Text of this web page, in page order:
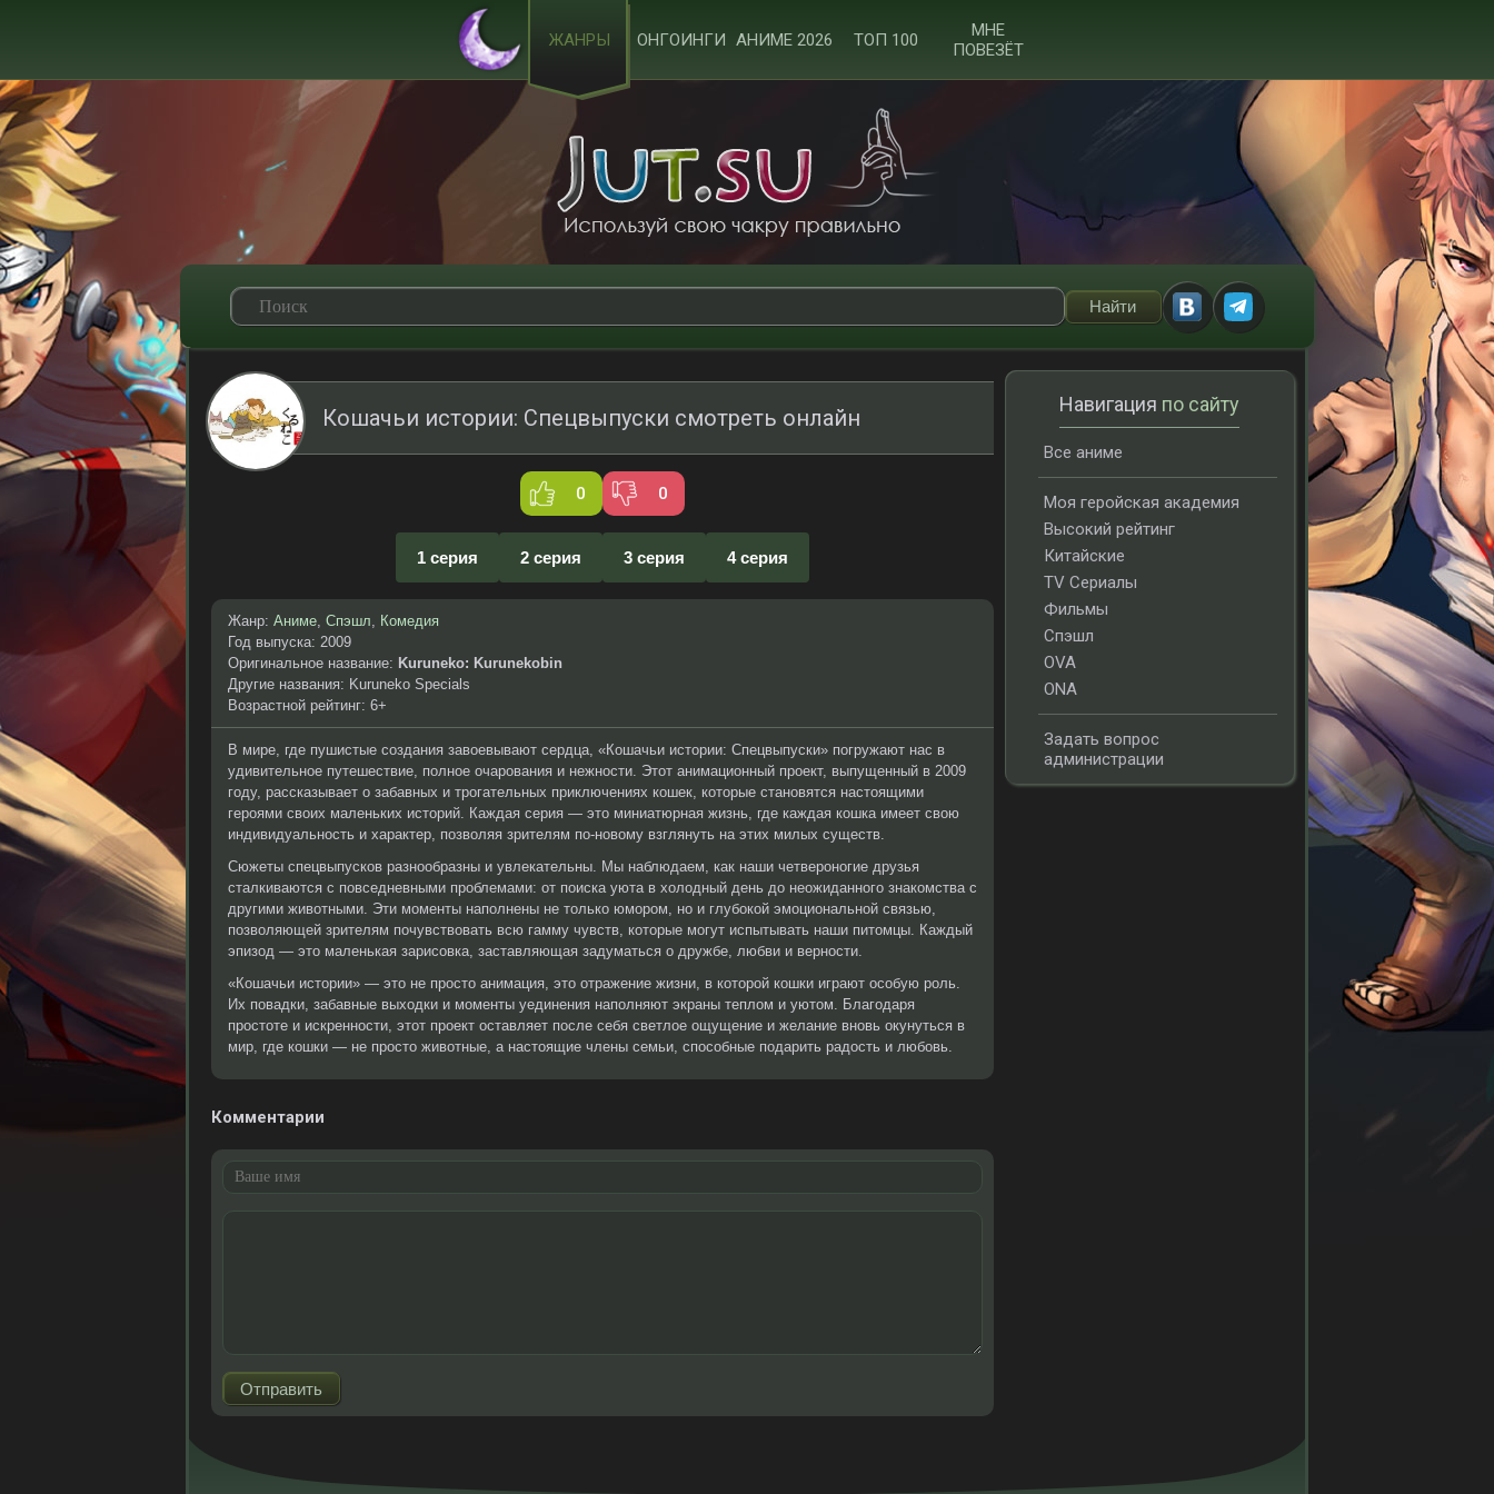
ЖАНРЫ ОНГОИНГИ АНИМЕ 2026 ТОП 100
МНЕ
ПОВЕЗЁТ
Кошачьи истории: Спецвыпуски смотреть онлайн
0 0
1 серия 2 серия 3 серия 4 серия
Жанр: Аниме, Спэшл, Комедия
Год выпуска: 2009
Оригинальное название: Kuruneko: Kurunekobin
Другие названия: Kuruneko Specials
Возрастной рейтинг: 6+
В мире, где пушистые создания завоевывают сердца, «Кошачьи истории: Спецвыпуски» погружают нас в
удивительное путешествие, полное очарования и нежности. Этот анимационный проект, выпущенный в 2009
году, рассказывает о забавных и трогательных приключениях кошек, которые становятся настоящими
героями своих маленьких историй. Каждая серия — это миниатюрная жизнь, где каждая кошка имеет свою
индивидуальность и характер, позволяя зрителям по-новому взглянуть на этих милых существ.
Сюжеты спецвыпусков разнообразны и увлекательны. Мы наблюдаем, как наши четвероногие друзья
сталкиваются с повседневными проблемами: от поиска уюта в холодный день до неожиданного знакомства с
другими животными. Эти моменты наполнены не только юмором, но и глубокой эмоциональной связью,
позволяющей зрителям почувствовать всю гамму чувств, которые могут испытывать наши питомцы. Каждый
эпизод — это маленькая зарисовка, заставляющая задуматься о дружбе, любви и верности.
«Кошачьи истории» — это не просто анимация, это отражение жизни, в которой кошки играют особую роль.
Их повадки, забавные выходки и моменты уединения наполняют экраны теплом и уютом. Благодаря
простоте и искренности, этот проект оставляет после себя светлое ощущение и желание вновь окунуться в
мир, где кошки — не просто животные, а настоящие члены семьи, способные подарить радость и любовь.
Комментарии
Навигация по сайту
Все аниме
Моя геройская академия
Высокий рейтинг
Китайские
TV Сериалы
Фильмы
Спэшл
OVA
ONA
Задать вопрос
администрации